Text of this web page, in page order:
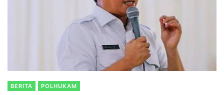
BERITA POLHUKAM